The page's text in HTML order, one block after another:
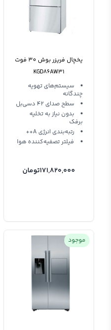
یخچال فریزر بوش 30 فوت
KGD86AW31
سیستم‌های تهویه
چندگانه
سطح صدای 42 دسی‌بل
بدون نیاز به تخلیه
برفک
رتبه‌بندی انرژی A++
فیلتر تصفیه‌کننده هوا
171,820,000تومان
موجود